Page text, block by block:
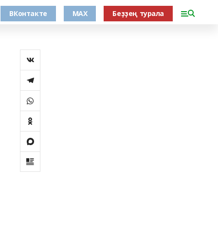
ВКонтакте MAX Беҙҙең турала